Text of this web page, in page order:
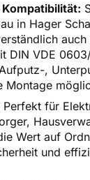
in Hager
DIN VDE
,
Montage
Perfekt für
Wert auf
und